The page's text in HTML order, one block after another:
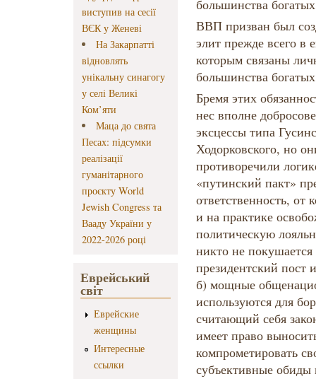
виступив на сесії
ВЄК у Женеві
На Закарпатті
відновлять
унікальну синагогу
у селі Великі
Ком’яти
Маца до свята
Песах: підсумки
реалізації
гуманітарного
проєкту World
Jewish Congress та
Вааду України у
2022-2026 році
Еврейський
світ
Еврейские
женщины
Интересные
ссылки
большинства
ВВП призван был
элит прежде всего в
которым связаны
большинства
Бремя этих
нес вполне
эксцессы типа
Ходорковского, но
противоречили
«путинский пакт»
ответственность,
и на практике
политическую
никто не
президентский пост
б) мощные
используются для
считающий себя
имеет право
компрометировать
субъективные обиды